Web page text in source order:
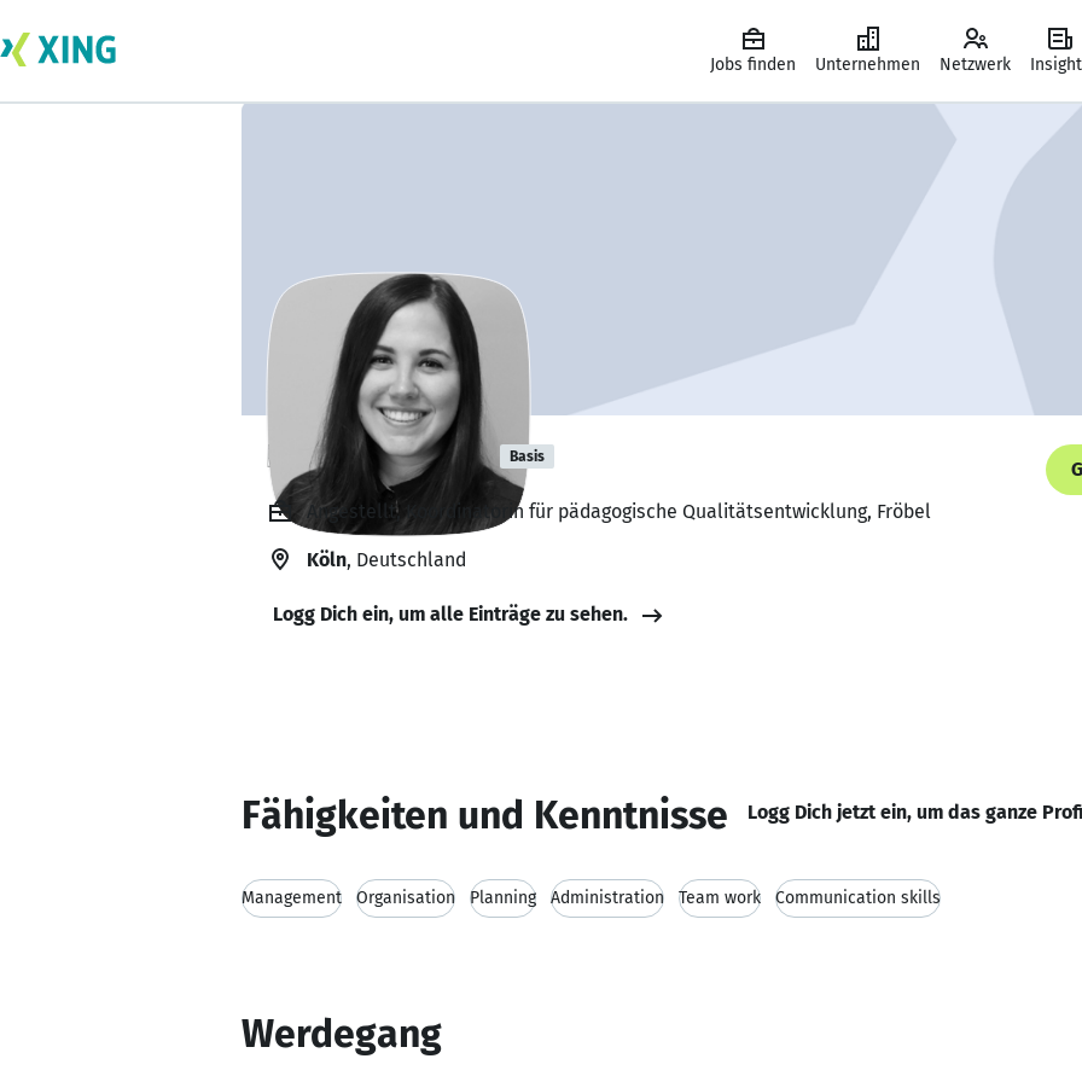
Jobs finden Unternehmen Netzwerk
Desiree Trubia Basis
Angestellt, Koordinatorin für pädagogische Qualitätsentwicklung, Fröbel
Köln, Deutschland
Logg Dich ein, um alle Einträge zu sehen.
Fähigkeiten und Kenntnisse Logg Dich jetzt ein, um das ganze
Management Organisation Planning Administration Team work Communication skills
Werdegang